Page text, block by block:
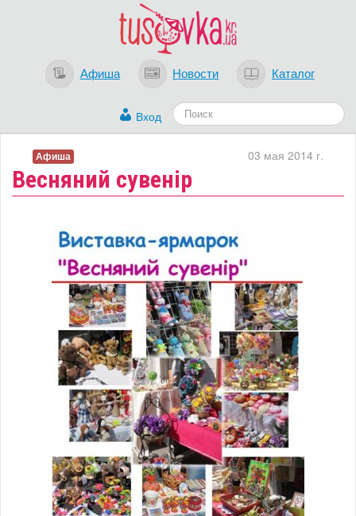
Афиша Новости Каталог
Вход
Весняний сувенір
03 мая 2014 г.
Афиша